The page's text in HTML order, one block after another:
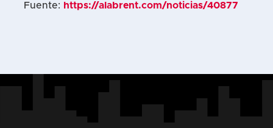
Fuente: https://alabrent.com/noticias/40877